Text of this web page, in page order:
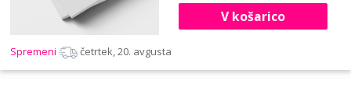
V košarico
Spremeni četrtek, 20. avgusta